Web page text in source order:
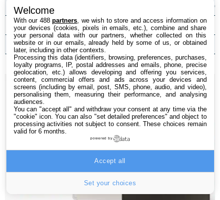
Caméra arrière
13 Mpx 13 + 8 Mpx
Caméra avant
12 Mpx 12 Mpx
Welcome
With our 488partners , we wish to store and access information on
your devices (cookies, pixels in emails, etc.), combine and share
your personal data with our partners, whether collected on this
website or in our emails, already held by some of us, or obtained
later, including in other contexts.
Processing this data (identifiers, browsing, preferences, purchases,
loyalty programs, IP, postal addresses and emails, phone, precise
geolocation, etc.) allows developing and offering you services,
content, commercial offers and ads across your devices and
screens (including by email, post, SMS, phone, audio, and video),
personalising them, measuring their performance, and analysing
audiences.
You can "accept all" and withdraw your consent at any time via the
"cookie" icon. You can also "set detailed preferences" and object to
processing activities not subject to consent. These choices remain
valid for 6 months.
powered by
Set your choices
Accept all